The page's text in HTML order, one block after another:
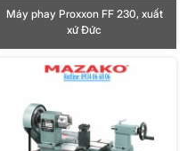
Máy phay Proxxon FF 230, xuất
xứ Đức